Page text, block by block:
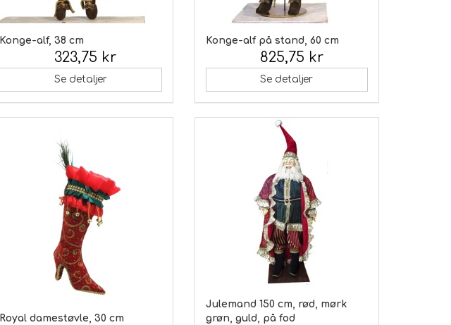
Konge-alf, 38 cm
323,75 kr
Se detaljer
Konge-alf på stand, 60 cm
825,75 kr
Se detaljer
Royal damestøvle, 30 cm
Julemand 150 cm, rød, mørk
grøn, guld, på fod